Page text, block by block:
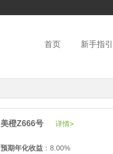
首页 新手指引
美橙Z666号 详情>
预期年化收益 ：8.00%